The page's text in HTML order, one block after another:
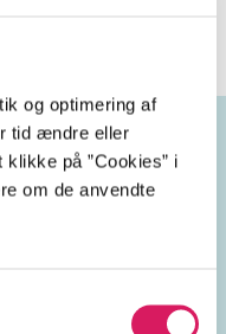
og optimering af
tid ændre eller
på ”Cookies” i
om de anvendte